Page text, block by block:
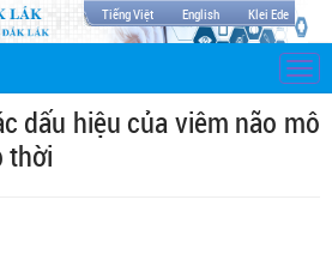
Tiếng Việt English Klei Ede
dấu hiệu của viêm não mô
thời